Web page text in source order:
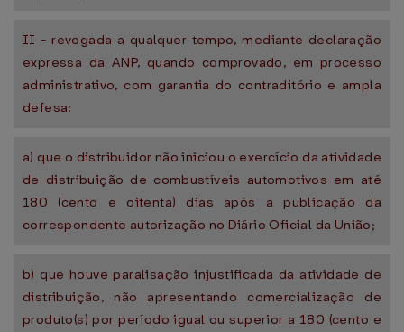
II - revogada a qualquer tempo, mediante declaração
expressa da ANP, quando comprovado, em processo
administrativo, com garantia do contraditório e ampla
defesa:
a) que o distribuidor não iniciou o exercício da atividade
de distribuição de combustíveis automotivos em até
180 (cento e oitenta) dias após a publicação da
correspondente autorização no Diário Oficial da União;
b) que houve paralisação injustificada da atividade de
distribuição, não apresentando comercialização de
produto(s) por período igual ou superior a 180 (cento e